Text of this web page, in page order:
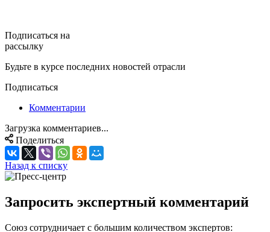
Подписаться на
рассылку
Будьте в курсе последних новостей отрасли
Подписаться
Комментарии
Загрузка комментариев...
Поделиться
Назад к списку
Запросить экспертный комментарий
Союз сотрудничает с большим количеством экспертов: